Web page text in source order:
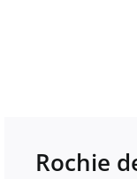
Rochie